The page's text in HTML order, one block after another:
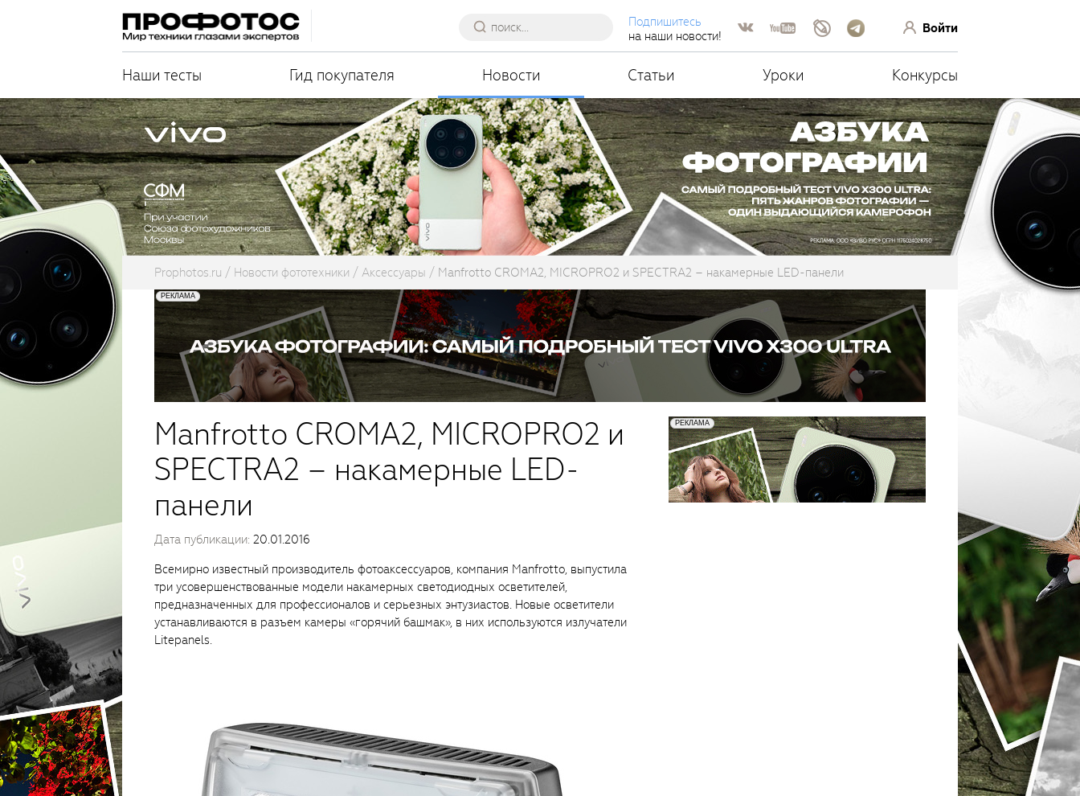
Подпишитесь
на наши новости!
Войти
Наши тесты Гид покупателя Новости Статьи Уроки Конкурсы
Prophotos.ru Новости фототехники Аксессуары Manfrotto CROMA2, MICROPRO2 и SPECTRA2 – накамерные LED-панели
Manfrotto CROMA2, MICROPRO2 и
SPECTRA2 – накамерные LED-
панели
Дата публикации: 20.01.2016
Всемирно известный производитель фотоаксессуаров, компания Manfrotto, выпустила
три усовершенствованные модели накамерных светодиодных осветителей,
предназначенных для профессионалов и серьезных энтузиастов. Новые осветители
устанавливаются в разъем камеры «горячий башмак», в них используются излучатели
Litepanels.